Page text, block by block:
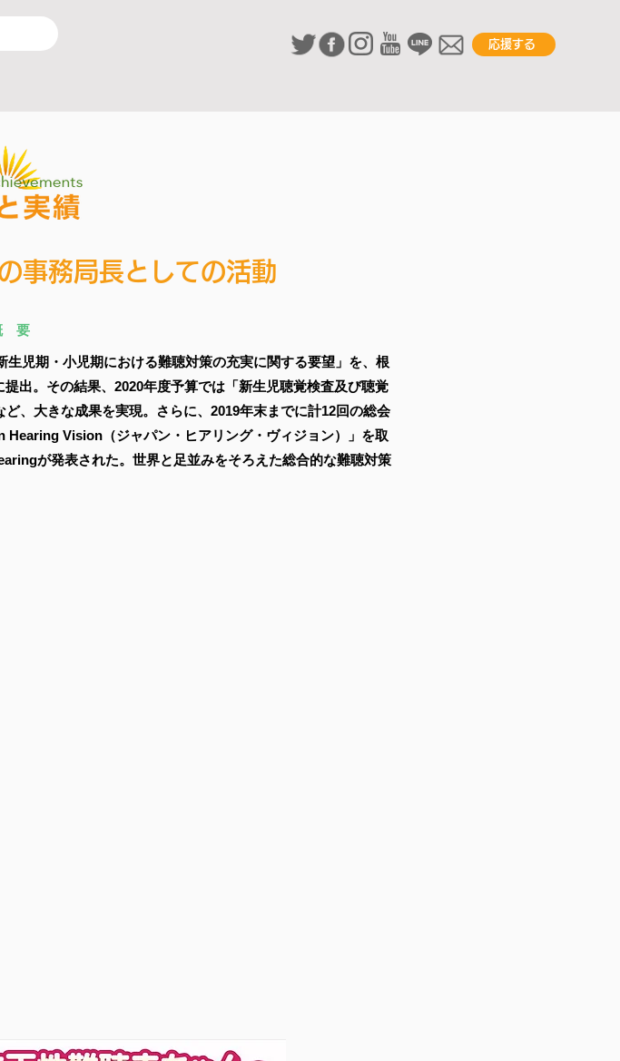
応援する
事務局長としての活動​
要
生児期・小児期における難聴対策の充実に関する要望」を、根
出。その結果、2020年度予算では「新生児聴覚検査及び聴覚
、大きな成果を実現。さらに、2019年末までに計12回の総会
Hearing Vision（ジャパン・ヒアリング・ヴィジョン）」を取
が発表された。 世界と足並みをそろえた総合的な難聴対策